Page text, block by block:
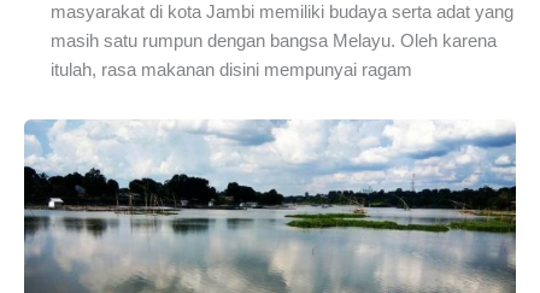
masyarakat di kota Jambi memiliki budaya serta adat yang
masih satu rumpun dengan bangsa Melayu. Oleh karena
itulah, rasa makanan disini mempunyai ragam